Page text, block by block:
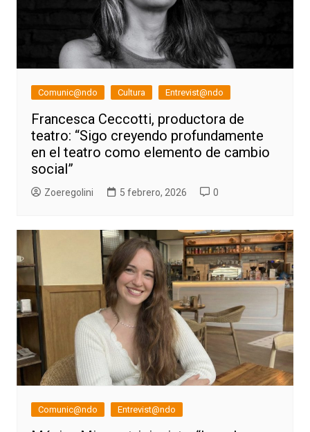
Comunic@ndo Cultura Entrevist@ndo
Francesca Ceccotti, productora de
teatro: “Sigo creyendo profundamente
en el teatro como elemento de cambio
social”
Zoeregolini 5 febrero, 2026 0
Comunic@ndo Entrevist@ndo